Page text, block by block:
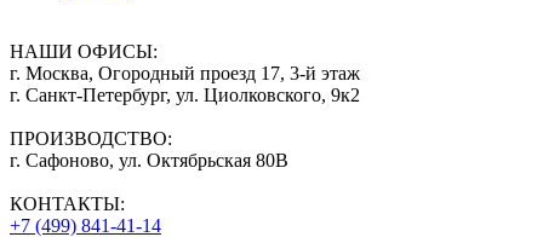
НАШИ ОФИСЫ:
г. Москва, Огородный проезд 17, 3-й этаж
г. Санкт-Петербург, ул. Циолковского, 9к2
ПРОИЗВОДСТВО:
г. Сафоново, ул. Октябрьская 80В
КОНТАКТЫ:
+7 (499) 841-41-14